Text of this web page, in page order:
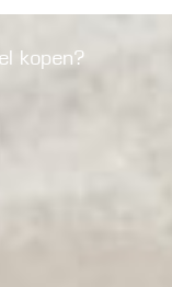
kopen?